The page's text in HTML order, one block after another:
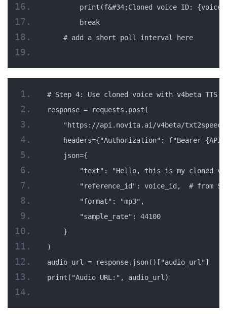
print(f&#34;Cloned voice ID:
        break
    # add a short poll interval here
# Step 4: Use cloned voice with v4beta TTS
response = requests.post(
"https://api.novita.ai/v4beta/
headers={"Authorization": f"Bearer
    json={
"text": "Hello, this is my cloned
"reference_id": voice_id,  # from
        "format": "mp3",
        "sample_rate": 44100
    }
)
audio_url = response.json()["audio_url"]
print("Audio URL:", audio_url)